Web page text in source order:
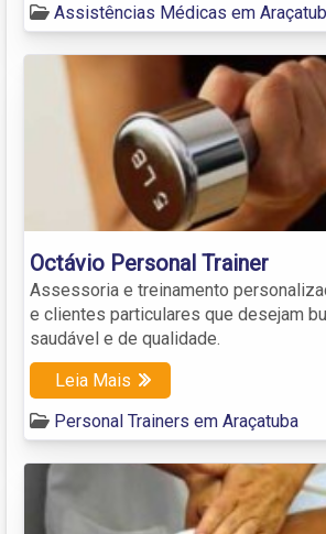
Assistências Médicas em
Octávio Personal Trainer
Assessoria e treinamento
e clientes particulares que desejam
saudável e de qualidade.
Leia Mais
Personal Trainers em Araçatuba